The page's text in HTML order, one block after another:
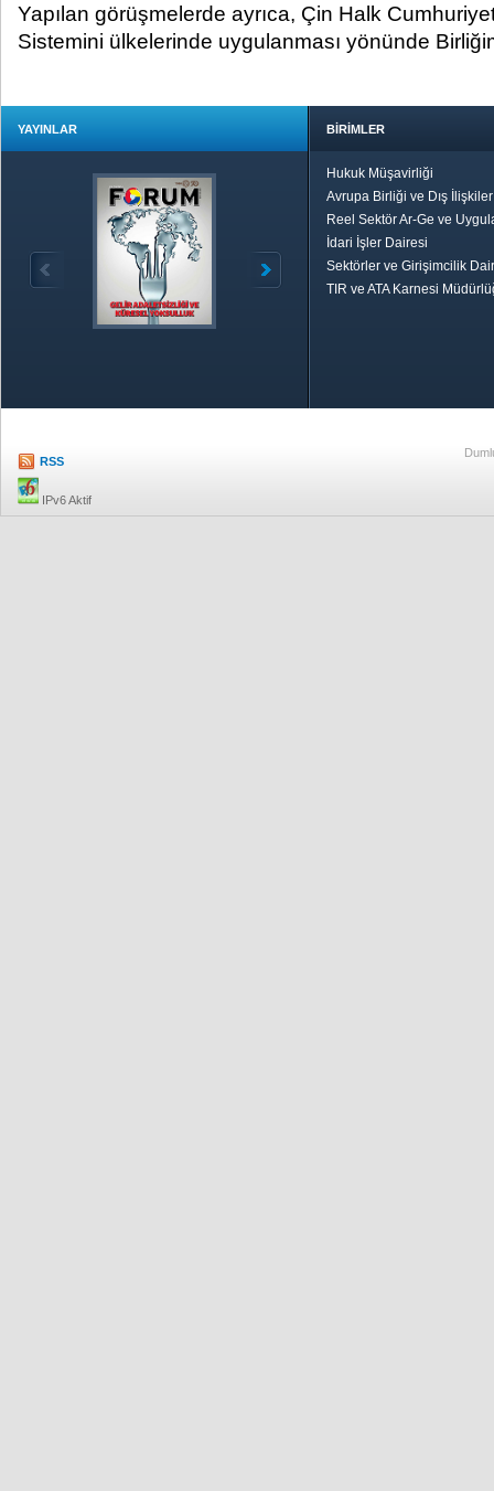
Yapılan görüşmelerde ayrıca, Çin Halk
Sistemini ülkelerinde uygulanması yönünde
YAYINLAR BİRİMLER
Hukuk Müşavirliği
Avrupa Birliği ve Dış
Reel Sektör Ar-Ge ve
İdari İşler Dairesi
Sektörler ve Girişimcilik
TIR ve ATA Karnesi
RSS
IPv6 Aktif